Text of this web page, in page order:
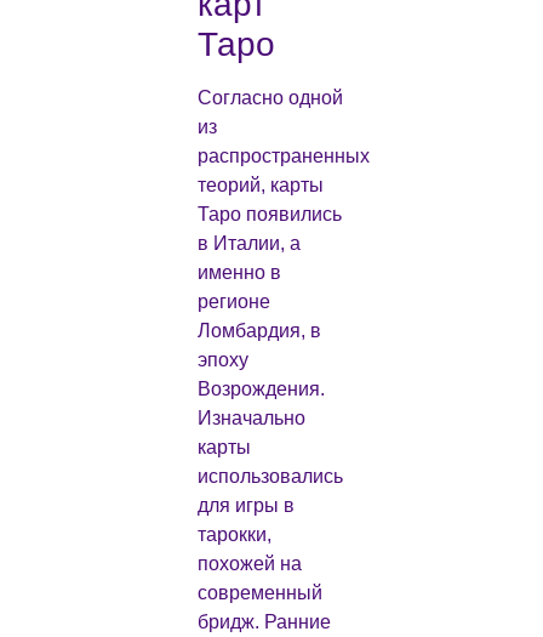
Таро
Согласно одной
из
распространенных
теорий, карты
Таро появились
в Италии, а
именно в
регионе
Ломбардия, в
эпоху
Возрождения.
Изначально
карты
использовались
для игры в
тарокки,
похожей на
современный
бридж. Ранние